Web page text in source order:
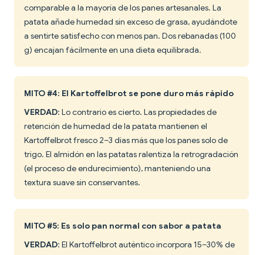
comparable a la mayoría de los panes artesanales. La
patata añade humedad sin exceso de grasa, ayudándote
a sentirte satisfecho con menos pan. Dos rebanadas (100
g) encajan fácilmente en una dieta equilibrada.
MITO #4: El Kartoffelbrot se pone duro más rápido
VERDAD: Lo contrario es cierto. Las propiedades de
retención de humedad de la patata mantienen el
Kartoffelbrot fresco 2–3 días más que los panes solo de
trigo. El almidón en las patatas ralentiza la retrogradación
(el proceso de endurecimiento), manteniendo una
textura suave sin conservantes.
MITO #5: Es solo pan normal con sabor a patata
VERDAD: El Kartoffelbrot auténtico incorpora 15–30% de